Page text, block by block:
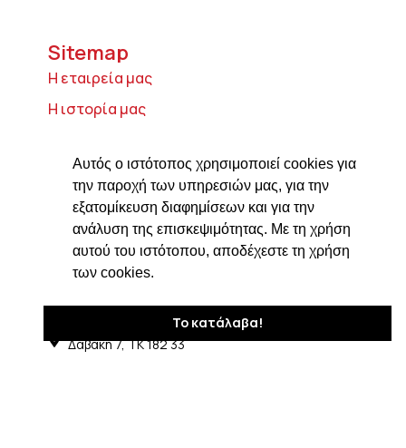
Αυτός ο ιστότοπος χρησιμοποιεί cookies για
την παροχή των υπηρεσιών μας, για την
εξατομίκευση διαφημίσεων και για την
ανάλυση της επισκεψιμότητας. Με τη χρήση
αυτού του ιστότοπου, αποδέχεστε τη χρήση
των cookies.
Το κατάλαβα!
Sitemap
Η εταιρεία μας
Η ιστορία μας
Προϊόντα ιδρύματος Βαρώνου Μιχαήλ
Τοσίτσα
Delicatessen
Συνταγές
Επικοινωνία
Στοιχεία Επικοινωνίας
Δαβάκη 7, ΤΚ 182 33